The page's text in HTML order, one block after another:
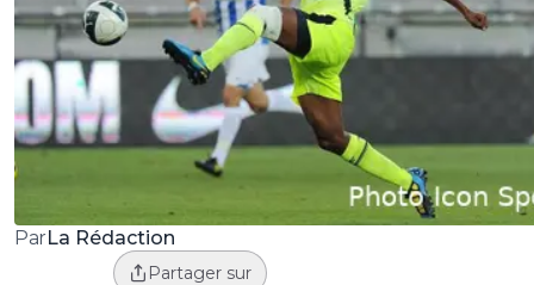
ParLa Rédaction
Partager sur